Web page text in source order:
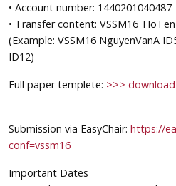
• Account number: 1440201040487
• Transfer content:
(Example: VSSM16 NguyenVanA
ID12)
Full paper templete: >>> download
Submission via EasyChair: https://
conf=vssm16
Important Dates